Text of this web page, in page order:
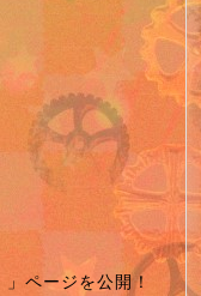
」ページを公開！